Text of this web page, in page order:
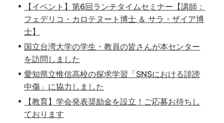
【イベント】第6回ランチタイムセミナー【講師：
フェデリコ・カロテヌート博士 ＆ サラ・ザイア博
士】
国立台湾大学の学生・教員の皆さんが本センター
を訪問しました
愛知県立惟信高校の探求学習「SNSにおける誹謗
中傷」に協力しました
【教育】学会発表奨励金を設立！ご応募お待ちし
ております